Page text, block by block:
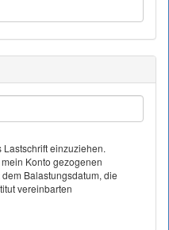
einzuziehen.
Konto gezogenen
Balastungsdatum, die
vereinbarten